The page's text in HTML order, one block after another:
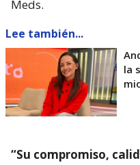
Meds.
Lee también...
la
“Su compromiso,